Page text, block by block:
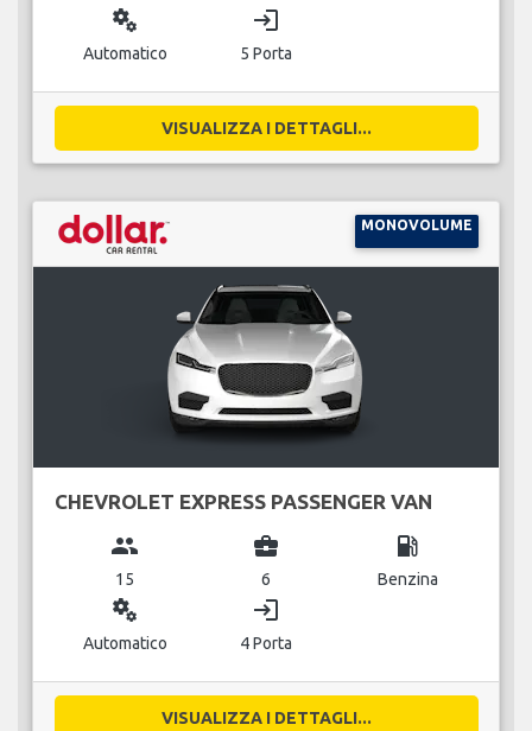
miscellaneous_services
Automatico
login
5 Porta
VISUALIZZA I DETTAGLI...
MONOVOLUME
CHEVROLET EXPRESS PASSENGER VAN
group
15
business_center
6
local_gas_station
Benzina
miscellaneous_services
Automatico
login
4 Porta
VISUALIZZA I DETTAGLI...